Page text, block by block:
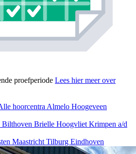
proefperiode Lees hier meer over
hoorcentraAlmelo Hoogeveen
Bilthoven Brielle HoogvlietKrimpen a/d
MaastrichtTilburg Eindhoven